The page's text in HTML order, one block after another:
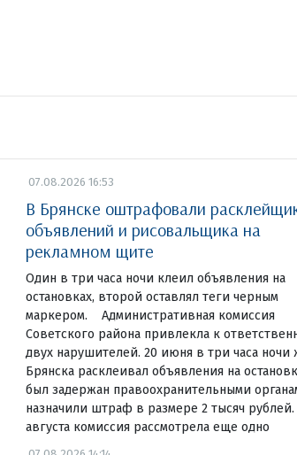
07.08.2026 16:53
В Брянске оштрафовали
объявлений и рисовальщика на
рекламном щите
Один в три часа ночи клеил объявления на
остановках, второй оставлял теги черным
маркером. Административная комиссия
Советского района привлекла к
двух нарушителей. 20 июня в три часа ночи
Брянска расклеивал объявления на
был задержан правоохранительными
назначили штраф в размере 2 тысяч рублей.
августа комиссия рассмотрела еще одно